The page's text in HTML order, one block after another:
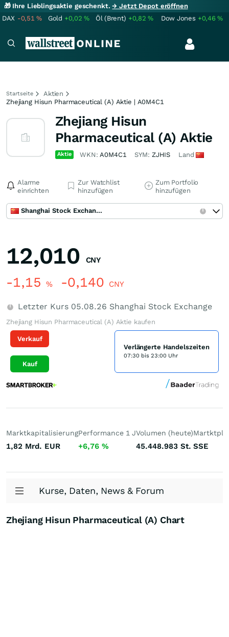
🎁 Ihre Lieblingsaktie geschenkt.→ Jetzt Depot eröffnen
DAX -0,51% Gold +0,02% Öl (Brent) +0,82% Dow Jones +0,46%
Startseite
Aktien
Zhejiang Hisun Pharmaceutical (A) Aktie | A0M4C1
Zhejiang Hisun
Pharmaceutical (A) Aktie
Aktie WKN:A0M4C1 SYM: ZJHIS Land
Alarme
einrichten
Zur Watchlist
hinzufügen
Zum Portfolio
hinzufügen
Shanghai Stock Exchange
12,010 CNY
-1,15 % -0,140 CNY
Letzter Kurs 05.08.26 Shanghai Stock Exchange
Zhejiang Hisun Pharmaceutical (A) Aktie kaufen
Verkauf
Kauf
Verlängerte Handelszeiten
07:30 bis 23:00 Uhr
Marktkapitalisierung
1,82 Mrd. EUR
Performance 1 J
+6,76 %
Volumen (heute)
45.448.983 St. SSE
Kurse, Daten, News & Forum
Zhejiang Hisun Pharmaceutical (A) Chart